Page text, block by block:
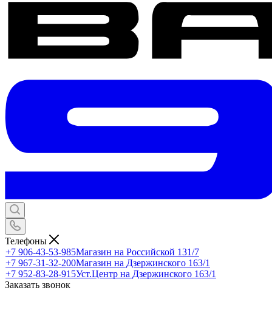
Телефоны
+7 906-43-53-985Магазин на Российской 131/7
+7 967-31-32-200Магазин на Дзержинского 163/1
+7 952-83-28-915Уст.Центр на Дзержинского 163/1
Заказать звонок